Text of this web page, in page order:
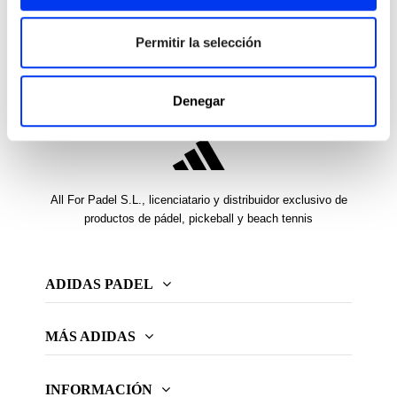
Permitir la selección
Denegar
que solo adidas puede ofrecer.
All For Padel S.L., licenciatario y distribuidor exclusivo de
productos de pádel, pickeball y beach tennis
ADIDAS PADEL
MÁS ADIDAS
INFORMACIÓN